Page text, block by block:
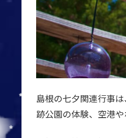
島根の七夕関連行事
跡公園の体験、空港